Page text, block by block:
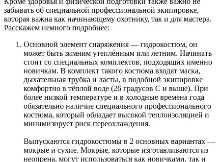
забывать об специальной профессиональной экипировке,
которая важна как начинающему охотнику, так и для мастера.
Расскажем немного подробнее:
Основной элемент снаряжения — гидрокостюм, он
может быть зимним утеплённым или летним. Начинать
стоит со специальных комплектов, подходящих именно
новичкам. В комплект такого костюма входят маска,
дыхательная трубка и ласты, в подобной экипировке
комфортно в тёплой воде (26 градусов С и выше). При
более низкой температуре и в холодные времена года
обязательно наличие специального профессионального
костюма, который обладает высокой теплоизоляцией и
минимизирует риск переохлаждения.
Выпускаются гидрокостюмы в 2 основных вариантах —
мокрые и сухие. Мокрые, которые изготавливаются из
неопрена, могут использоваться как новичками, так и